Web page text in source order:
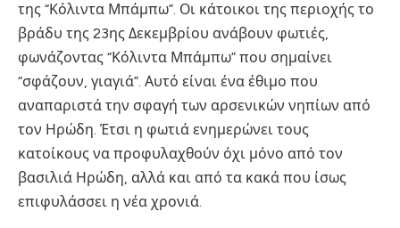
της “Κόλιντα Μπάμπω”. Οι κάτοικοι της περιοχής το
βράδυ της 23ης Δεκεμβρίου ανάβουν φωτιές,
φωνάζοντας “Κόλιντα Μπάμπω” που σημαίνει
“σφάζουν, γιαγιά”. Αυτό είναι ένα έθιμο που
αναπαριστά την σφαγή των αρσενικών νηπίων από
τον Ηρώδη. Έτσι η φωτιά ενημερώνει τους
κατοίκους να προφυλαχθούν όχι μόνο από τον
βασιλιά Ηρώδη, αλλά και από τα κακά που ίσως
επιφυλάσσει η νέα χρονιά.